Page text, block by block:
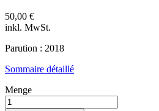
50,00 €
inkl. MwSt.
Parution : 2018
Sommaire détaillé
Menge